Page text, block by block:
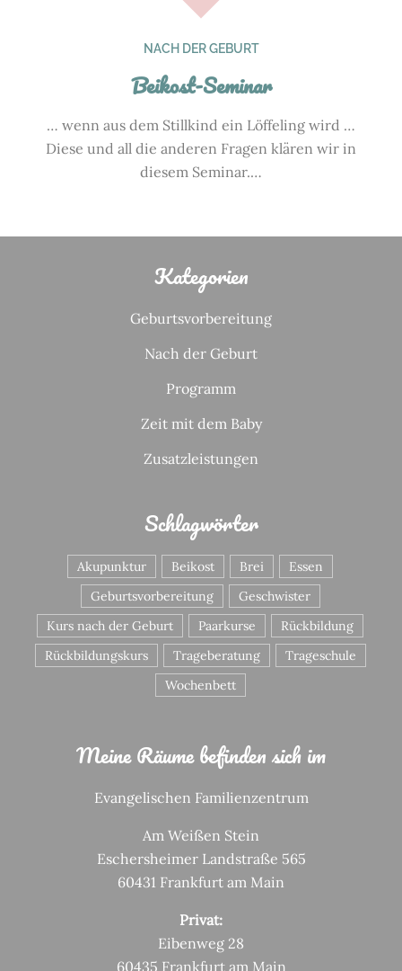
NACH DER GEBURT
Beikost-Seminar
… wenn aus dem Stillkind ein Löffeling wird …
Diese und all die anderen Fragen klären wir in
diesem Seminar.…
Kategorien
Geburtsvorbereitung
Nach der Geburt
Programm
Zeit mit dem Baby
Zusatzleistungen
Schlagwörter
Akupunktur Beikost Brei
Essen
Geburtsvorbereitung
Geschwister
Kurs nach der Geburt
Paarkurse
Rückbildung
Rückbildungskurs
Trageberatung
Trageschule
Wochenbett
Meine Räume befinden sich im
Evangelischen Familienzentrum
Am Weißen Stein
Eschersheimer Landstraße 565
60431 Frankfurt am Main
Privat:
Eibenweg 28
60435 Frankfurt am Main